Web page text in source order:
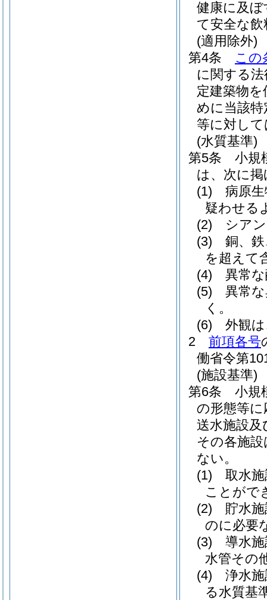
健康に及
て安全な
(適用除外)
第4条
この
に関する法
定建築物
めに当該
等に対し
(水質基準)
第5条
小規
は、次に
(1)
病原
疑わせる
(2)
シア
(3)
銅、
を超えて
(4)
異常
(5)
異常
く。
(6)
外観
2
前項各号
働省令第
(施設基準)
第6条
小規
の形態等に
送水施設
その各施
ない。
(1)
取水
ことがで
(2)
貯水
のに必要
(3)
導水
水管その
(4)
浄水
る水質基